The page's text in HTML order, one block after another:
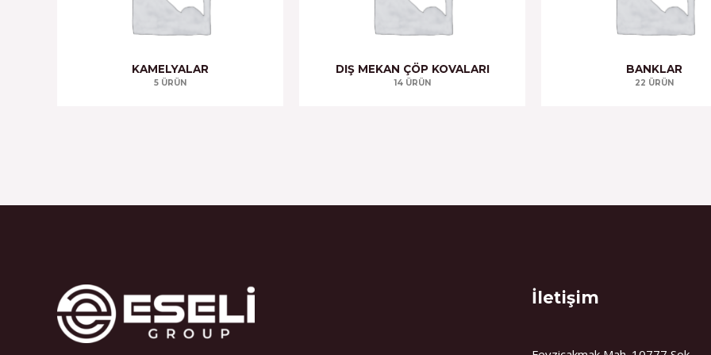
KAMELYALAR
5 ÜRÜN
DIŞ MEKAN ÇÖP KOVALARI
14 ÜRÜN
BANKLAR
22 ÜRÜN
İletişim